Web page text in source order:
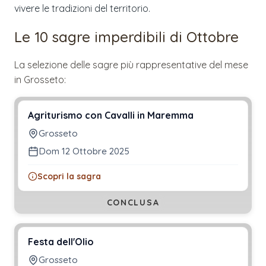
vivere le tradizioni del territorio.
Le 10 sagre imperdibili di Ottobre
La selezione delle sagre più rappresentative del mese
in Grosseto:
Agriturismo con Cavalli in Maremma
Grosseto
Dom 12 Ottobre 2025
Scopri la sagra
CONCLUSA
Festa dell'Olio
Grosseto